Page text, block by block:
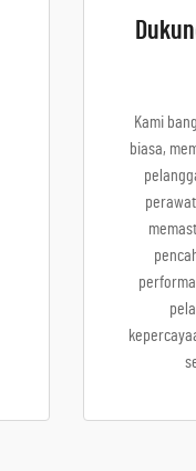
Kami
biasa,